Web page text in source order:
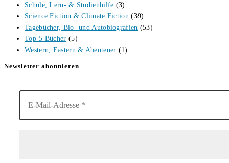
Schule, Lern- & Studienhilfe (3)
Science Fiction & Climate Fiction (39)
Tagebücher, Bio- und Autobiografien (53)
Top-5 Bücher (5)
Western, Eastern & Abenteuer (1)
Newsletter abonnieren